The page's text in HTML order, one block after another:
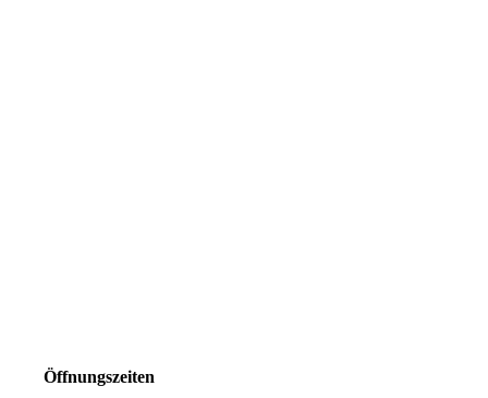
Öffnungszeiten